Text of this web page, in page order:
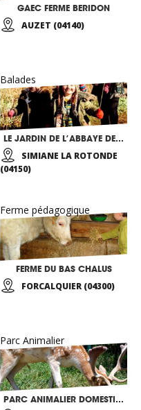
GAEC FERME BERIDON
AUZET (04140)
Balades
LE JARDIN DE L’ABBAYE DE VALSAINTES
SIMIANE LA ROTONDE
(04150)
Ferme pédagogique
FERME DU BAS CHALUS
FORCALQUIER (04300)
Parc Animalier
PARC ANIMALIER DOMESTIQUE